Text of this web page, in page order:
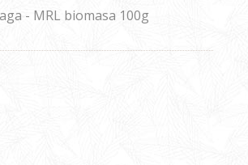
- MRL biomasa 100g